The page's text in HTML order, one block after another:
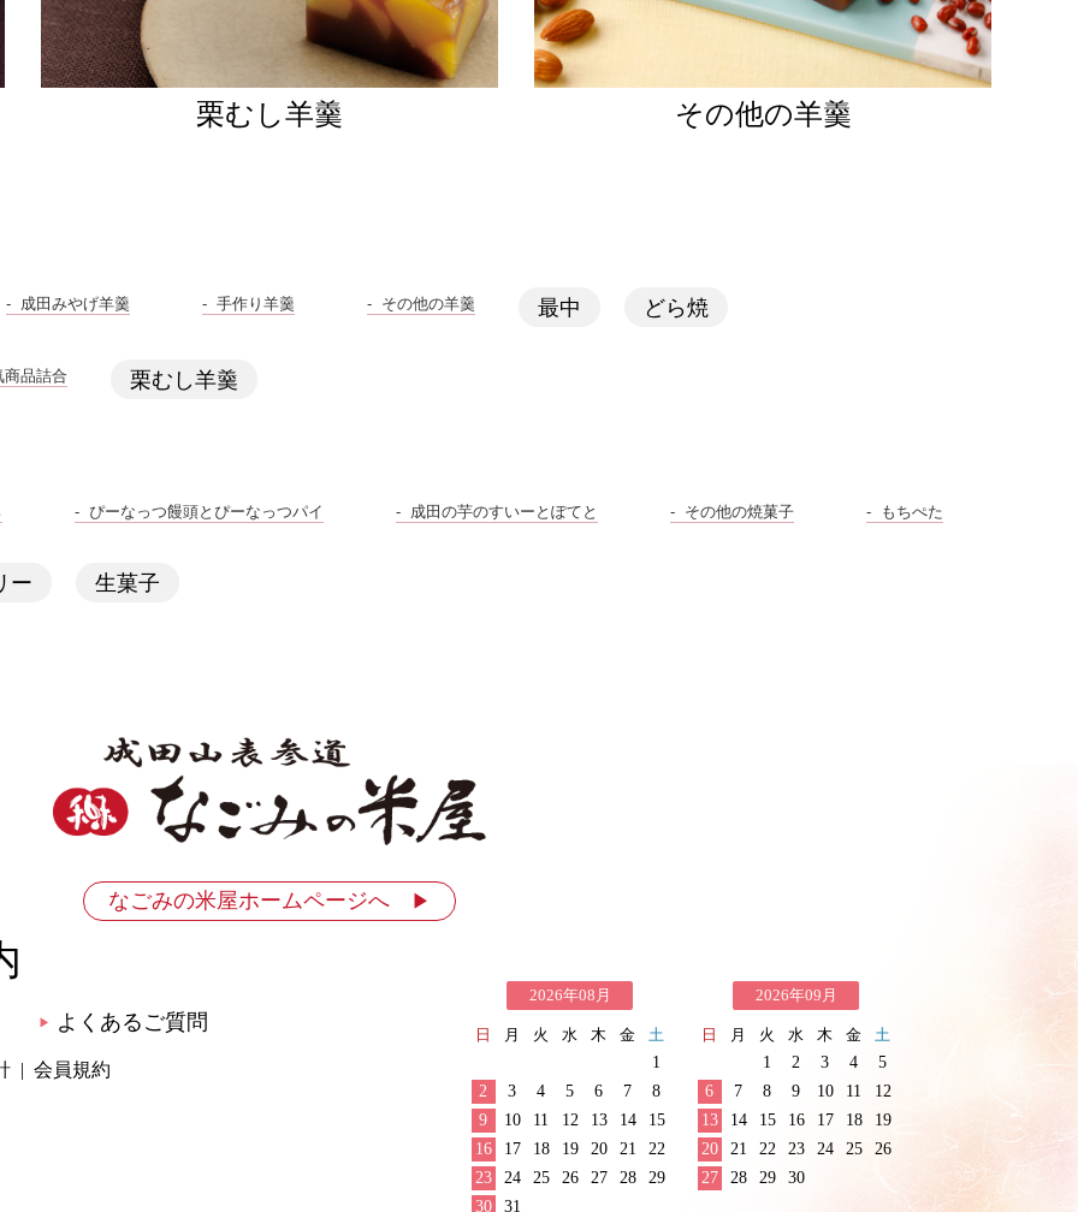
栗むし羊羹 その他の羊羹
成田みやげ羊羹 手作り羊羹 その他の羊羹 最中 どら焼
品詰合 栗むし羊羹
ぴーなっつ饅頭とぴーなっつパイ 成田の芋のすいーとぽてと その他の焼菓子 もちぺた
ー 生菓子
なごみの米屋ホームページへ ▶
▶ よくあるご質問
会員規約
2026年08月
日 月 火 水 木 金
土
1
2
3 4 5 6 7
8
9
10 11 12 13 14
15
16
17 18 19 20 21
22
23
24 25 26 27 28
29
30
31
2026年09月
日 月 火 水 木 金
土
1
2 3 4
5
6
7 8 9 10 11
12
13
14 15 16 17 18
19
20
21 22 23 24 25
26
27
28 29 30